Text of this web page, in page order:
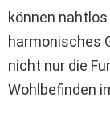
können
harmonisches
nicht nur die
Wohlbefinden